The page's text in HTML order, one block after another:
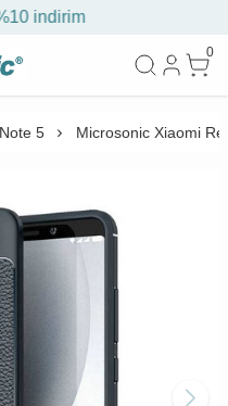
indirim
0
5 Microsonic Xiaomi